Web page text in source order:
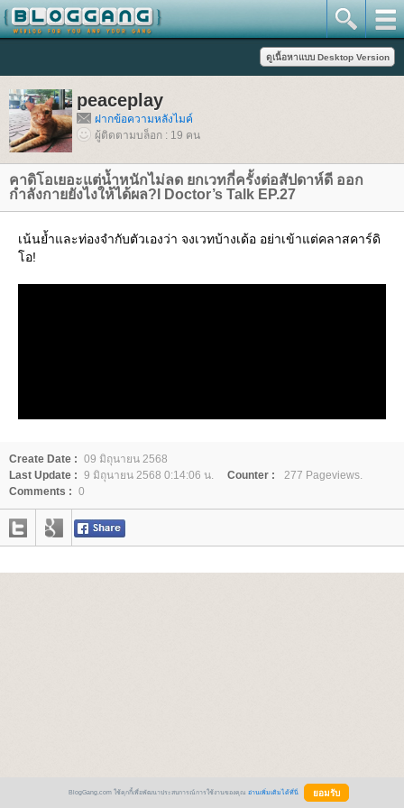
peaceplay
ฝากข้อความหลังไมค์
ผู้ติดตามบล็อก : 19 คน
คาดิโอเยอะแต่น้ำหนักไม่ลด ยกเวทกี่ครั้งต่อสัปดาห์ดี ออก
กำลังกายยังไงให้ได้ผล?I Doctor’s Talk EP.27
เน้นย้ำและท่องจำกับตัวเองว่า จงเวทบ้างเด้อ อย่าเข้าแต่คลาสคาร์ดิ
อ!
Create Date : 09 มิถุนายน 2568
Last Update : 9 มิถุนายน 2568 0:14:06 น. Counter :
277 Pageviews.
Comments : 0
BlogGang.com ใช้คุกกี้เพื่อพัฒนาประสบการณ์การใช้งานของคุณ อ่านเพิ่มเติมได้ที่นี่